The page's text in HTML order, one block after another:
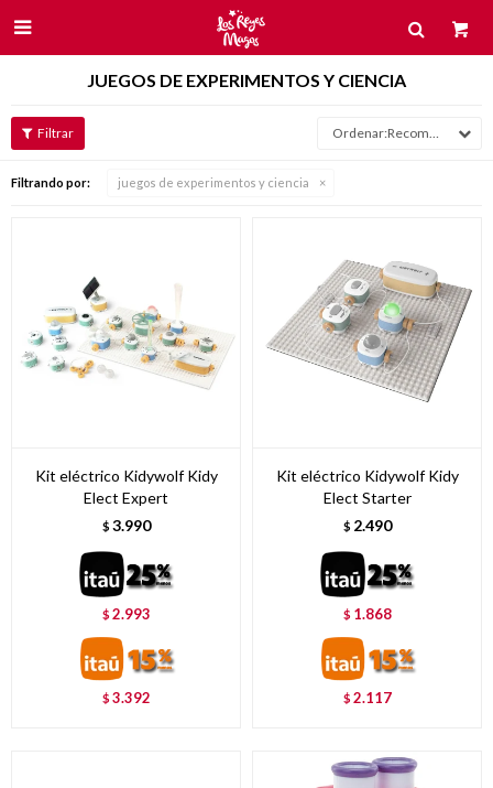

JUEGOS DE EXPERIMENTOS Y CIENCIA
Recomendados
Filtrando por: juegos de experimentos y ciencia
Kit eléctrico Kidywolf Kidy
Elect Expert
$ 3.990
$2.993
$3.392
Kit eléctrico Kidywolf Kidy
Elect Starter
$ 2.490
$ 1.868
$2.117